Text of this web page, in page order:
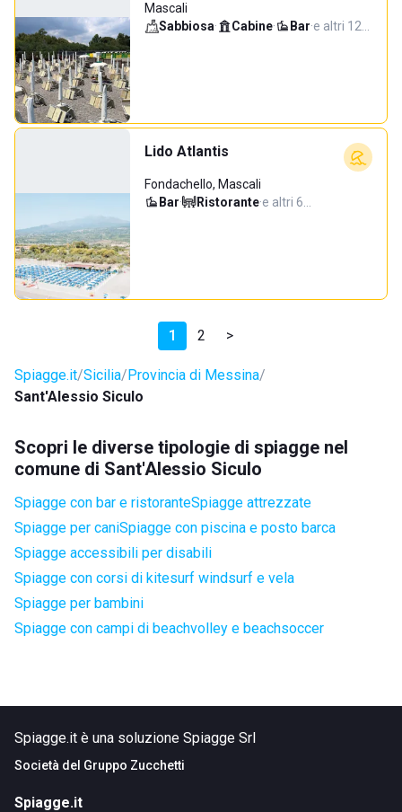
Mascali
Sabbiosa· Cabine· Bar·e altri 12…
Lido Atlantis
Fondachello, Mascali
Bar· Ristorante·e altri 6…
1 2 >
Spiagge.it Sicilia Provincia di Messina
Sant'Alessio Siculo
Scopri le diverse tipologie di spiagge nel
comune di Sant'Alessio Siculo
Spiagge con bar e ristoranteSpiagge attrezzate
Spiagge per caniSpiagge con piscina e posto barca
Spiagge accessibili per disabili
Spiagge con corsi di kitesurf windsurf e vela
Spiagge per bambini
Spiagge con campi di beachvolley e beachsoccer
Spiagge.it è una soluzione Spiagge Srl
Società del Gruppo Zucchetti
Spiagge.it